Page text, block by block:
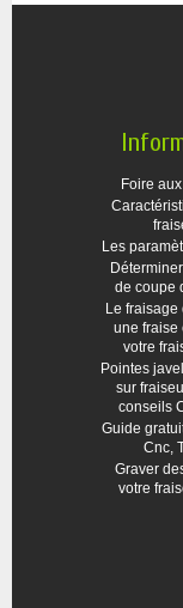
Foire
Les
de coupe
Le fraisage
une fraise
votre
Pointes
sur
conseils
Guide
Cnc,
Graver
votre